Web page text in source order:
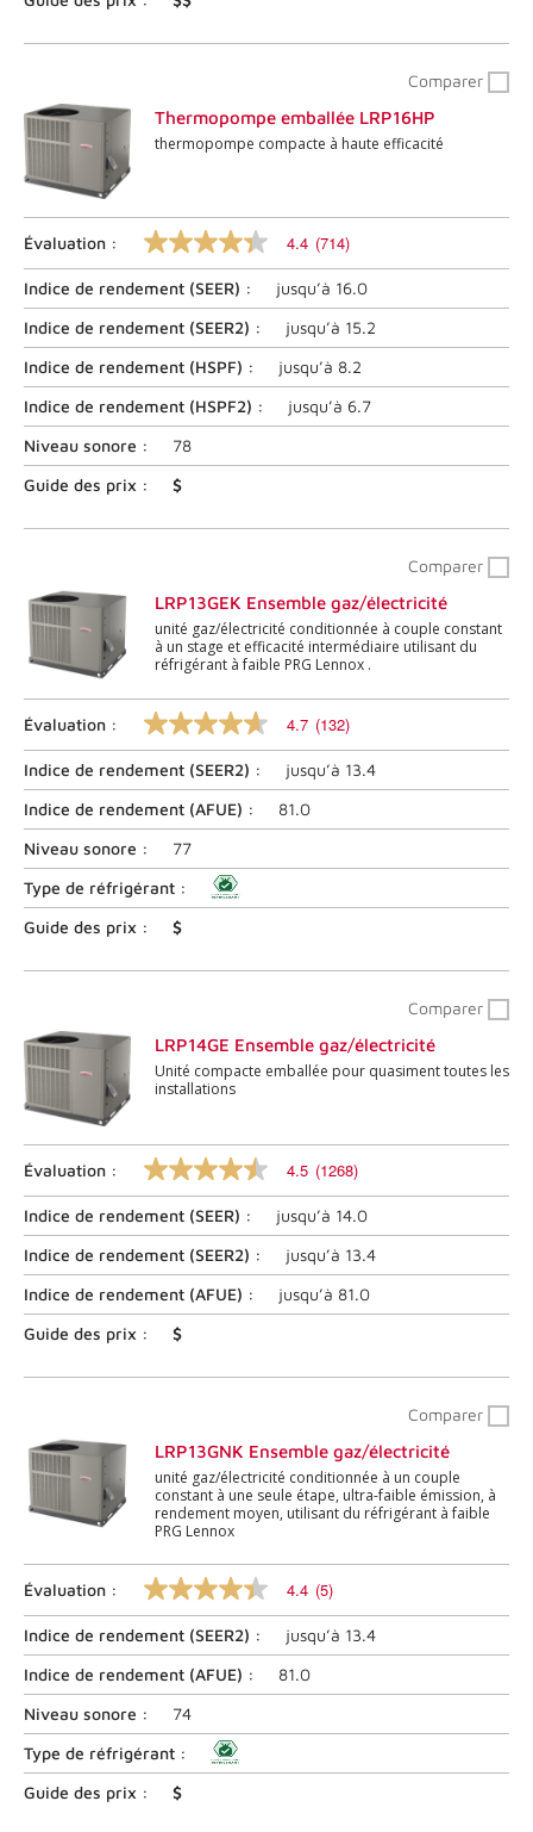
vers
Comparer
Thermopompe emballée LRP16HP
thermopompe compacte à haute efficacité
Évaluation :
4.4
sur
5
étoiles,
valeur
nominale
moyenne.
Lire
les
commentaires
714
.
Lien
vers
4.4 (714)
Indice de rendement (SEER) : jusqu’à 16.0
Indice de rendement (SEER2) : jusqu’à 15.2
Indice de rendement (HSPF) : jusqu’à 8.2
Indice de rendement (HSPF2) : jusqu’à 6.7
Niveau sonore :
78
Guide des prix :
$
Comparer
LRP13GEK Ensemble gaz/électricité
unité gaz/électricité conditionnée à couple constant
à un stage et efficacité intermédiaire utilisant du
réfrigérant à faible PRG Lennox .
Évaluation :
4.7
sur
5
étoiles,
valeur
nominale
moyenne.
Lire
les
commentaires
132
page.
4.7 (132)
Indice de rendement (SEER2) : jusqu’à 13.4
Indice de rendement (AFUE) :
81.0
Niveau sonore :
77
Type de réfrigérant :
Guide des prix :
$
Comparer
LRP14GE Ensemble gaz/électricité
Unité compacte emballée pour quasiment toutes les
installations
Évaluation :
4.5
sur
5
étoiles,
valeur
nominale
moyenne.
Lire
les
la
même
page.
4.5 (1268)
Indice de rendement (SEER) : jusqu’à 14.0
Indice de rendement (SEER2) : jusqu’à 13.4
Indice de rendement (AFUE) : jusqu’à 81.0
Guide des prix :
$
Comparer
LRP13GNK Ensemble gaz/électricité
unité gaz/électricité conditionnée à un couple
constant à une seule étape, ultra-faible émission, à
rendement moyen, utilisant du réfrigérant à faible
PRG Lennox
Évaluation :
4.4
sur
5
étoiles,
valeur
nominale
moyenne.
Lire
les
commentaires
5
4.4 (5)
Indice de rendement (SEER2) : jusqu’à 13.4
Indice de rendement (AFUE) :
81.0
Niveau sonore :
74
Type de réfrigérant :
Guide des prix :
$